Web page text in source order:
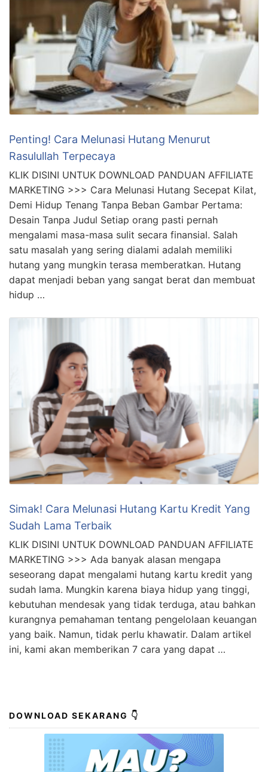
Penting! Cara Melunasi Hutang Menurut
Rasulullah Terpecaya
KLIK DISINI UNTUK DOWNLOAD PANDUAN AFFILIATE
MARKETING >>> Cara Melunasi Hutang Secepat Kilat,
Demi Hidup Tenang Tanpa Beban Gambar Pertama:
Desain Tanpa Judul Setiap orang pasti pernah
mengalami masa-masa sulit secara finansial. Salah
satu masalah yang sering dialami adalah memiliki
hutang yang mungkin terasa memberatkan. Hutang
dapat menjadi beban yang sangat berat dan membuat
hidup …
Simak! Cara Melunasi Hutang Kartu Kredit Yang
Sudah Lama Terbaik
KLIK DISINI UNTUK DOWNLOAD PANDUAN AFFILIATE
MARKETING >>> Ada banyak alasan mengapa
seseorang dapat mengalami hutang kartu kredit yang
sudah lama. Mungkin karena biaya hidup yang tinggi,
kebutuhan mendesak yang tidak terduga, atau bahkan
kurangnya pemahaman tentang pengelolaan keuangan
yang baik. Namun, tidak perlu khawatir. Dalam artikel
ini, kami akan memberikan 7 cara yang dapat …
DOWNLOAD SEKARANG 👇